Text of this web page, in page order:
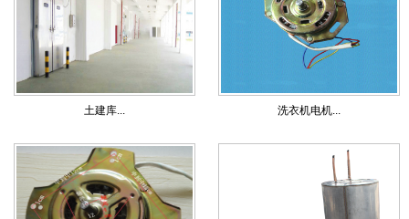
土建库... 洗衣机电机...